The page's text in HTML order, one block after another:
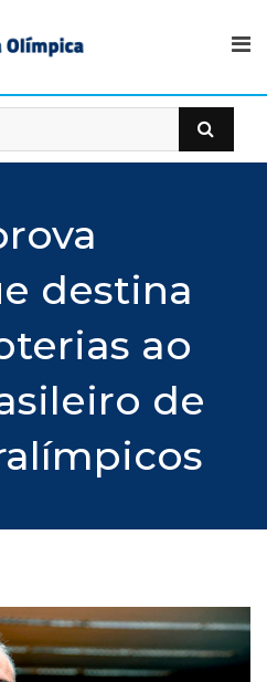
destina
ao
de